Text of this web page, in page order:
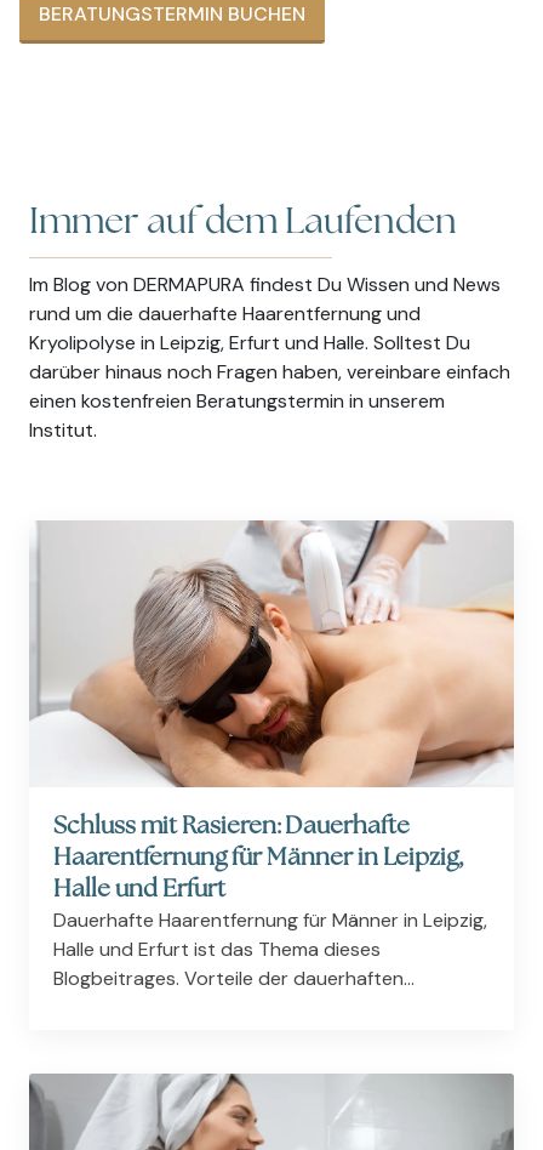
BERATUNGSTERMIN BUCHEN
Immer auf dem Laufenden
Im Blog von DERMAPURA findest Du Wissen und News
rund um die dauerhafte Haarentfernung und
Kryolipolyse in Leipzig, Erfurt und Halle. Solltest Du
darüber hinaus noch Fragen haben, vereinbare einfach
einen kostenfreien Beratungstermin in unserem
Institut.
Schluss mit Rasieren: Dauerhafte
Haarentfernung für Männer in Leipzig,
Halle und Erfurt
Dauerhafte Haarentfernung für Männer in Leipzig,
Halle und Erfurt ist das Thema dieses
Blogbeitrages. Vorteile der dauerhaften
vorgestellt.